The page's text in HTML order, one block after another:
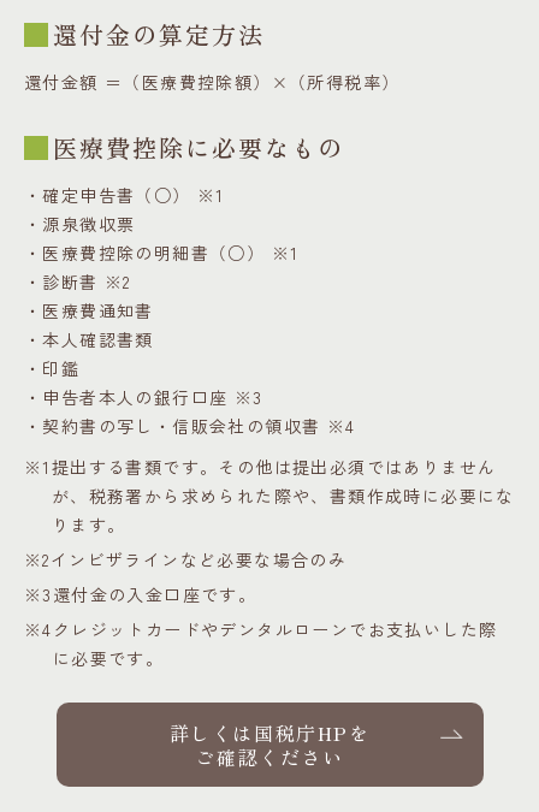
還付金の算定方法
還付金額 ＝（医療費控除額）×（所得税率）
医療費控除に必要なもの
・確定申告書（○） ※1
・源泉徴収票
・医療費控除の明細書（○） ※1
・診断書 ※2
・医療費通知書
・本人確認書類
・印鑑
・申告者本人の銀行口座 ※3
・契約書の写し・信販会社の領収書 ※4
※1 提出する書類です。その他は提出必須ではありません
が、税務署から求められた際や、 書類作成時に必要にな
ります。
※2インビザラインなど必要な場合のみ
※3 還付金の入金口座です。
※4 クレジットカードやデンタルローンでお支払いした際
に必要です。
詳しくは国税庁HPを
ご確認ください